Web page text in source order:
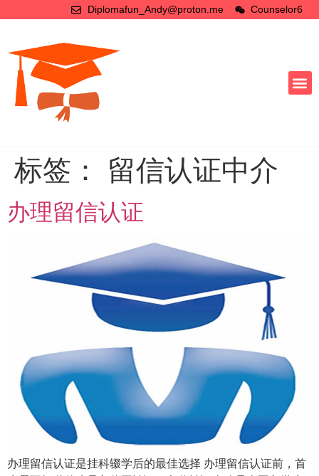
Diplomafun_Andy@proton.me Counselor6
标签： 留信认证中介
办理留信认证
办理留信认证是挂科辍学后的最佳选择 办理留信认证前，首